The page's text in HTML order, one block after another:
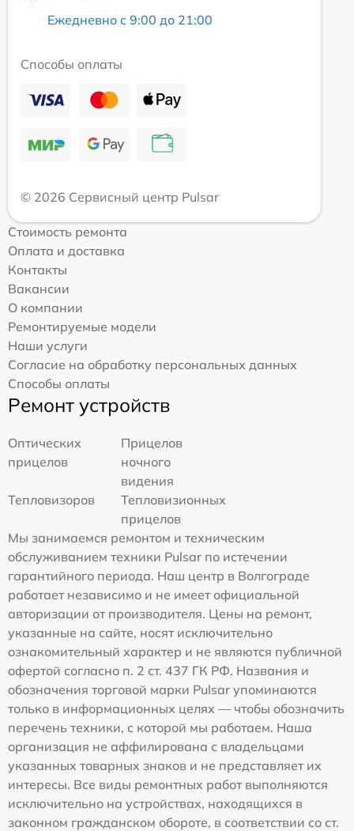
Ежедневно с 9:00 до 21:00
Способы оплаты
© 2026 Сервисный центр Pulsar
Стоимость ремонта
Оплата и доставка
Контакты
Вакансии
О компании
Ремонтируемые модели
Наши услуги
Согласие на обработку персональных данных
Способы оплаты
Ремонт устройств
Оптических
прицелов
Прицелов
ночного
видения
Тепловизоров
Тепловизионных
прицелов
Мы занимаемся ремонтом и техническим
обслуживанием техники Pulsar по истечении
гарантийного периода. Наш центр в Волгограде
работает независимо и не имеет официальной
авторизации от производителя. Цены на ремонт,
указанные на сайте, носят исключительно
ознакомительный характер и не являются публичной
офертой согласно п. 2 ст. 437 ГК РФ. Названия и
обозначения торговой марки Pulsar упоминаются
только в информационных целях — чтобы обозначить
перечень техники, с которой мы работаем. Наша
организация не аффилирована с владельцами
указанных товарных знаков и не представляет их
интересы. Все виды ремонтных работ выполняются
исключительно на устройствах, находящихся в
законном гражданском обороте, в соответствии со ст.